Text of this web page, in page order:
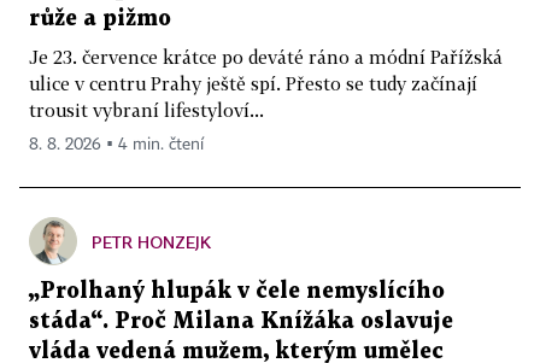
růže a pižmo
Je 23. července krátce po deváté ráno a módní Pařížská
ulice v centru Prahy ještě spí. Přesto se tudy začínají
trousit vybraní lifestyloví...
8. 8. 2026 ▪ 4 min. čtení
PETR HONZEJK
„Prolhaný hlupák v čele nemyslícího
stáda“. Proč Milana Knížáka oslavuje
vláda vedená mužem, kterým umělec